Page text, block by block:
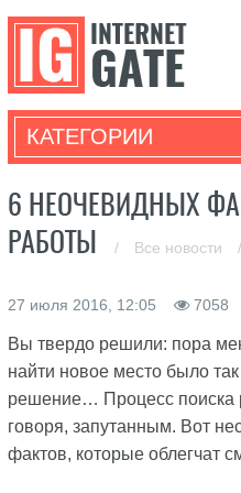
КАТЕГОРИИ
6 НЕОЧЕВИДНЫХ
РАБОТЫ
/ Все новости /
27 июля 2016, 12:05 7058
Вы твердо решили: пора
найти новое место было
решение… Процесс поиска
говоря, запутанным. Вот
фактов, которые облегчат